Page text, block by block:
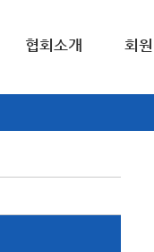
협회소개 회